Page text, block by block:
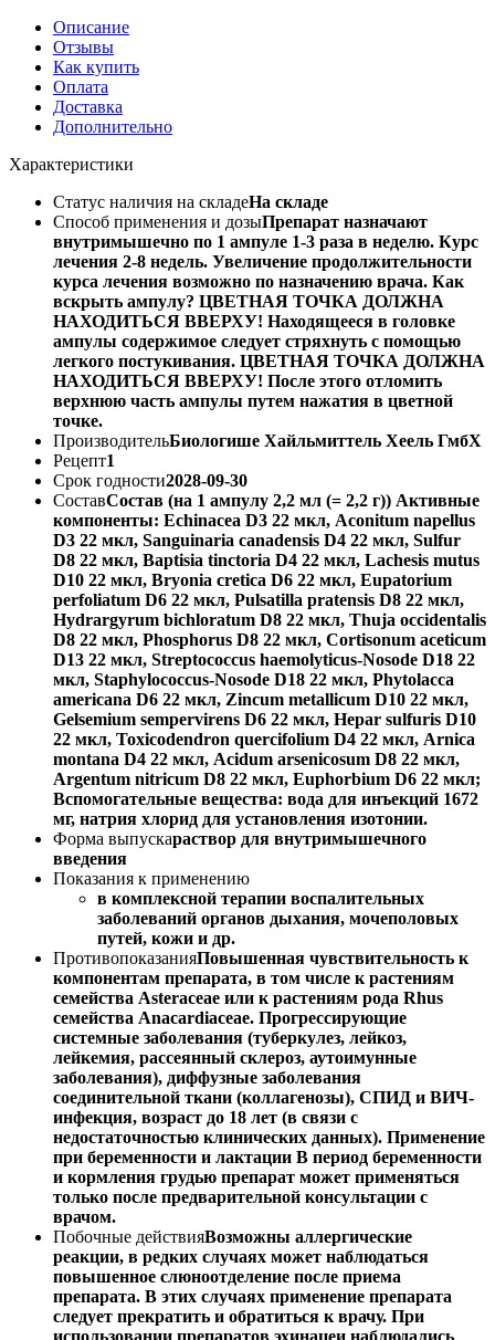
Описание
Отзывы
Как купить
Оплата
Доставка
Дополнительно
Характеристики
Статус наличия на складеНа складе
Способ применения и дозыПрепарат назначают
внутримышечно по 1 ампуле 1-3 раза в неделю. Курс
лечения 2-8 недель. Увеличение продолжительности
курса лечения возможно по назначению врача. Как
вскрыть ампулу? ЦВЕТНАЯ ТОЧКА ДОЛЖНА
НАХОДИТЬСЯ ВВЕРХУ! Находящееся в головке
ампулы содержимое следует стряхнуть с помощью
легкого постукивания. ЦВЕТНАЯ ТОЧКА ДОЛЖНА
НАХОДИТЬСЯ ВВЕРХУ! После этого отломить
верхнюю часть ампулы путем нажатия в цветной
точке.
ПроизводительБиологише Хайльмиттель Хеель ГмбХ
Рецепт1
Срок годности2028-09-30
СоставСостав (на 1 ампулу 2,2 мл (= 2,2 г)) Активные
компоненты: Echinacea D3 22 мкл, Асоnitum napellus
D3 22 мкл, Sanguinaria canadensis D4 22 мкл, Sulfur
D8 22 мкл, Baptisia tinctoria D4 22 мкл, Lachesis mutus
D10 22 мкл, Bryonia cretica D6 22 мкл, Eupatorium
perfoliatum D6 22 мкл, Pulsatilla pratensis D8 22 мкл,
Hydrargyrum bichloratum D8 22 мкл, Thuja occidentalis
D8 22 мкл, Phosphorus D8 22 мкл, Cortisonum aceticum
D13 22 мкл, Streptococcus haemolyticus-Nosode D18 22
мкл, Staphylococcus-Nosode D18 22 мкл, Phytolacca
americana D6 22 мкл, Zincum metallicum D10 22 мкл,
Gelsemium sempervirens D6 22 мкл, Hepar sulfuris D10
22 мкл, Toxicodendron quercifolium D4 22 мкл, Arnica
montana D4 22 мкл, Acidum arsenicosum D8 22 мкл,
Argentum nitricum D8 22 мкл, Euphorbium D6 22 мкл;
Вспомогательные вещества: вода для инъекций 1672
мг, натрия хлорид для установления изотонии.
Форма выпускараствор для внутримышечного
введения
Показания к применению
в комплексной терапии воспалительных
заболеваний органов дыхания, мочеполовых
путей, кожи и др.
ПротивопоказанияПовышенная чувствительность к
компонентам препарата, в том числе к растениям
семейства Asteraceae или к растениям рода Rhus
семейства Anacardiaceae. Прогрессирующие
системные заболевания (туберкулез, лейкоз,
лейкемия, рассеянный склероз, аутоимунные
заболевания), диффузные заболевания
соединительной ткани (коллагенозы), СПИД и ВИЧ-
инфекция, возраст до 18 лет (в связи с
недостаточностью клинических данных). Применение
при беременности и лактации В период беременности
и кормления грудью препарат может применяться
только после предварительной консультации с
врачом.
Побочные действияВозможны аллергические
реакции, в редких случаях может наблюдаться
повышенное слюноотделение после приема
препарата. В этих случаях применение препарата
следует прекратить и обратиться к врачу. При
использовании препаратов эхинацеи наблюдались